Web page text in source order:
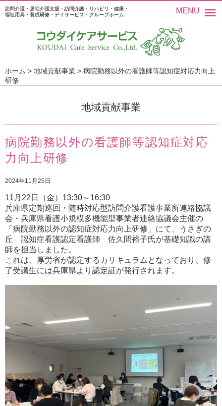
訪問介護・居宅介護支援・訪問介護・リハビリ・健康・
福祉用具・養成研修・デイサービス・グループホーム
MENU
ホーム > 地域貢献事業 > 病院勤務以外の看護師等認知症対応力向上
研修
地域貢献事業
病院勤務以外の看護師等認知症対応
力向上研修
2024年11月25日
11月22日（金）13:30～16:30
兵庫県定期巡回・随時対応型訪問介護看護事業所連絡協議
会・兵庫県看護小規模多機能型事業者連絡協議会主催の
「病院勤務以外の認知症対応力向上研修」にて、うさぎの
丘 認知症看護認定看護師 佐久間裕子氏が基礎知識の講
師を担当しました。
これは、厚労省が認定するカリキュラムとなっており、修
了受講生には兵庫県より認定証が発行されます。